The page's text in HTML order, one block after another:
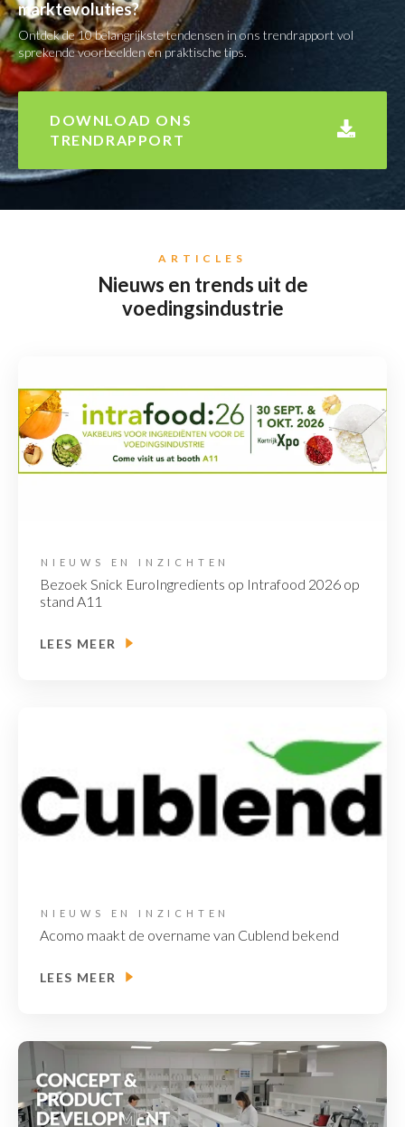
marktevoluties?
Ontdek de 10 belangrijkste tendensen in ons trendrapport vol
sprekende voorbeelden en praktische tips.
DOWNLOAD ONS
TRENDRAPPORT
ARTICLES
Nieuws en trends uit de
voedingsindustrie
NIEUWS EN INZICHTEN
Bezoek Snick EuroIngredients op Intrafood 2026 op
stand A11
LEES MEER
NIEUWS EN INZICHTEN
Acomo maakt de overname van Cublend bekend
LEES MEER